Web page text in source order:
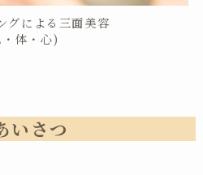
グによる三面美容
体・心)
いさつ